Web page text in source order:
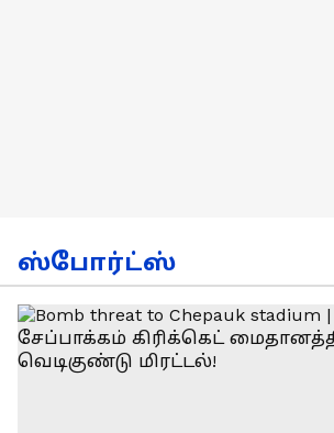
ஸ்போர்ட்ஸ்